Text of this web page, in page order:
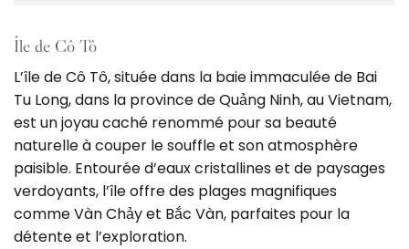
Île de Cô Tô
L’île de Cô Tô, située dans la baie immaculée de Bai
Tu Long, dans la province de Quảng Ninh, au Vietnam,
est un joyau caché renommé pour sa beauté
naturelle à couper le souffle et son atmosphère
paisible. Entourée d’eaux cristallines et de paysages
verdoyants, l’île offre des plages magnifiques
comme Vàn Chảy et Bắc Vàn, parfaites pour la
détente et l’exploration.